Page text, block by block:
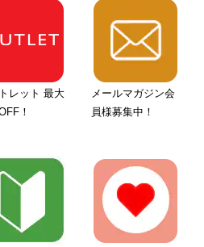
レット 最大
！
メールマガジン会
員様募集中！